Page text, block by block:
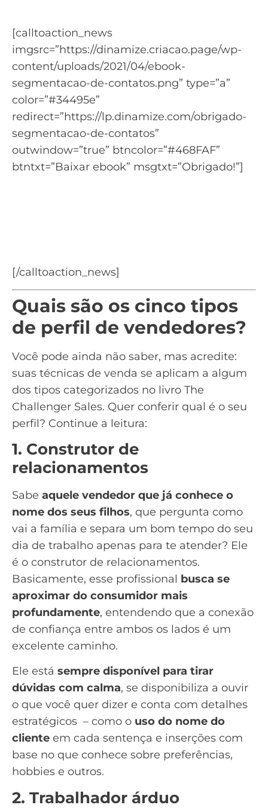
[calltoaction_news
imgsrc=”https://dinamize.criacao.page/wp-
content/uploads/2021/04/ebook-
segmentacao-de-contatos.png” type=”a”
color=”#34495e”
redirect=”https://lp.dinamize.com/obrigado-
segmentacao-de-contatos”
outwindow=”true” btncolor=”#468FAF”
btntxt=”Baixar ebook” msgtxt=”Obrigado!”]
[/calltoaction_news]
Quais são os cinco tipos
de perfil de vendedores?
Você pode ainda não saber, mas acredite:
suas técnicas de venda se aplicam a algum
dos tipos categorizados no livro The
Challenger Sales. Quer conferir qual é o seu
perfil? Continue a leitura:
1. Construtor de
relacionamentos
Sabe aquele vendedor que já conhece o
nome dos seus filhos, que pergunta como
vai a família e separa um bom tempo do seu
dia de trabalho apenas para te atender? Ele
é o construtor de relacionamentos.
Basicamente, esse profissional busca se
aproximar do consumidor mais
profundamente, entendendo que a conexão
de confiança entre ambos os lados é um
excelente caminho.
Ele está sempre disponível para tirar
dúvidas com calma, se disponibiliza a ouvir
o que você quer dizer e conta com detalhes
estratégicos – como o uso do nome do
cliente em cada sentença e inserções com
base no que conhece sobre preferências,
hobbies e outros.
2. Trabalhador árduo